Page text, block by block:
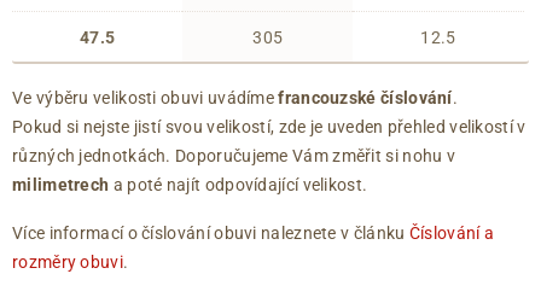
47.5 305 12.5
Ve výběru velikosti obuvi uvádímefrancouzské číslování.
Pokud si nejste jistí svou velikostí, zde je uveden přehled velikostí v
různých jednotkách. Doporučujeme Vám změřit si nohu v
milimetrech a poté najít odpovídající velikost.
Více informací o číslování obuvi naleznete v článku Číslování a
rozměry obuvi.